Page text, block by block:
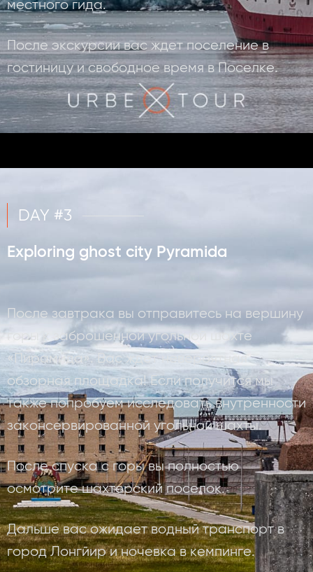
местного гида.
После экскурсии вас ждет поселение в
гостиницу и свободное время в Поселке.
DAY #3
Exploring ghost city Pyramida
После завтрака вы отправитесь на вершину
горы к заброшенной угольной шахте
«Пирамида». Вас ждет невероятная
обзорная площадка! Если получится мы
также попробуем исследовать внутренности
законсервированной угольной шахты.
После спуска с горы вы полностью
осмотрите шахтерский поселок.
Дальше вас ожидает водный транспорт в
город Лонгйир и ночевка в кемпинге.